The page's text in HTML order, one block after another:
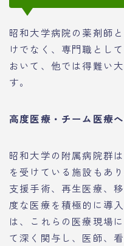
昭和大学病院の薬剤師
けでなく、専門職とし
おいて、他では得難い
す。
高度医療・チーム医療
昭和大学の附属病院群
を受けている施設もあ
支援手術、再生医療、
度な医療を積極的に導
は、これらの医療現場
て深く関与し、医師、